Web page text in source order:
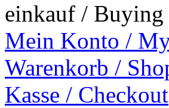
einkauf / Buying
Mein Konto /
Warenkorb /
Kasse / Checkout